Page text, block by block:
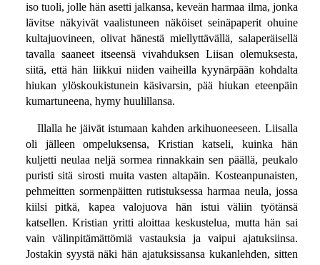
iso tuoli, jolle hän asetti jalkansa, keveän harmaa ilma, jonka
lävitse näkyivät vaalistuneen näköiset seinäpaperit ohuine
kultajuovineen, olivat hänestä miellyttävällä, salaperäisellä
tavalla saaneet itseensä vivahduksen Liisan olemuksesta,
siitä, että hän liikkui niiden vaiheilla kyynärpään kohdalta
hiukan ylöskoukistunein käsivarsin, pää hiukan eteenpäin
kumartuneena, hymy huulillansa.
Illalla he jäivät istumaan kahden arkihuoneeseen. Liisalla
oli jälleen ompeluksensa, Kristian katseli, kuinka hän
kuljetti neulaa neljä sormea rinnakkain sen päällä, peukalo
puristi sitä sirosti muita vasten altapäin. Kosteanpunaisten,
pehmeitten sormenpäitten rutistuksessa harmaa neula, jossa
kiilsi pitkä, kapea valojuova hän istui väliin työtänsä
katsellen. Kristian yritti aloittaa keskustelua, mutta hän sai
vain välinpitämättömiä vastauksia ja vaipui ajatuksiinsa.
Jostakin syystä näki hän ajatuksissansa kukanlehden, sitten